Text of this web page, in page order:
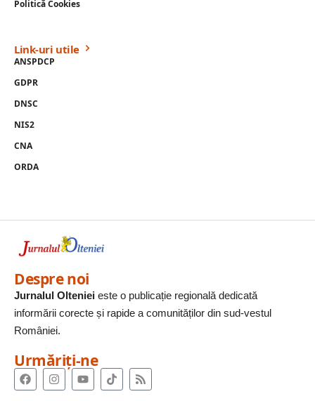
Politică Cookies
Link-uri utile
ANSPDCP
GDPR
DNSC
NIS2
CNA
ORDA
Despre noi
Jurnalul Olteniei este o publicație regională dedicată
informării corecte și rapide a comunităților din sud-vestul
României.
Urmăriți-ne